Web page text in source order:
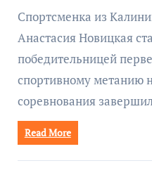
метанию ножа
Спортсменка из
Анастасия Новицкая
победительницей
спортивному метанию
соревнования
Read More